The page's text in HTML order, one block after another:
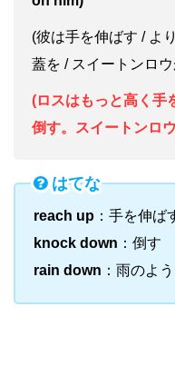
(彼は手を伸ばす / よ
蓋を / スイートンロ
(ロスはもっと高く手
倒す。スイートンロ
はてな
reach up ：手を伸ば
knock down ：倒す
rain down ：雨のよ